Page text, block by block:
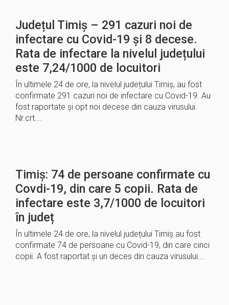
Județul Timiș – 291 cazuri noi de
infectare cu Covid-19 și 8 decese.
Rata de infectare la nivelul județului
este 7,24/1000 de locuitori
În ultimele 24 de ore, la nivelul județului Timiș, au fost
confirmate 291 cazuri noi de infectare cu Covid-19. Au
fost raportate și opt noi decese din cauza virusului.
Nr.crt….
Timiș: 74 de persoane confirmate cu
Covdi-19, din care 5 copii. Rata de
infectare este 3,7/1000 de locuitori
în județ
În ultimele 24 de ore, la nivelul județului Timiș au fost
confirmate 74 de persoane cu Covid-19, din care cinci
copii. A fost raportat și un deces din cauza virusului….